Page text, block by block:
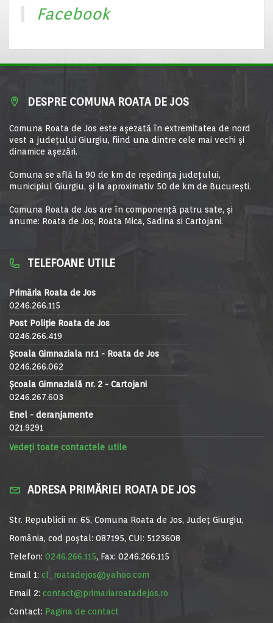
Facebook
DESPRE COMUNA ROATA DE JOS
Comuna Roata de Jos este aşezată în extremitatea de nord
vest a judeţului Giurgiu, fiind una dintre cele mai vechi şi
dinamice aşezări.
Comuna se află la 90 de km de reşedinţa judeţului,
municipiul Giurgiu, şi la aproximativ 50 de km de Bucureşti.
Comuna Roata de Jos are în componență patru sate, și
anume: Roata de Jos, Roata Mica, Sadina si Cartojani.
TELEFOANE UTILE
Primăria Roata de Jos
0246.266.115
Post Poliție Roata de Jos
0246.266.419
Școala Gimnaziala nr.1 - Roata de Jos
0246.266.062
Școala Gimnazială nr. 2 - Cartojani
0246.267.603
Enel - deranjamente
021.9291
Vedeți toate contactele utile
ADRESA PRIMĂRIEI ROATA DE JOS
Str. Republicii nr. 65, Comuna Roata de Jos, Județ Giurgiu,
România, cod poștal: 087195, CUI: 5123608
Telefon: 0246.266.115, Fax: 0246.266.115
Email 1: cl_roatadejos@yahoo.com
Email 2: contact@primariaroatadejos.ro
Contact: Pagina de contact